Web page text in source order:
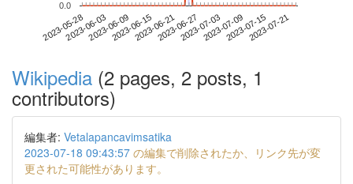
2023-05-282023-06-032023-06-092023-06-152023-06-212023-06-272023-07-032023-07-092023-07-152023-07-21
0.0
Wikipedia (2 pages, 2 posts, 1
contributors)
編集者: Vetalapancavimsatika
2023-07-18 09:43:57 の編集で削除されたか、リンク先が変
更された可能性があります。